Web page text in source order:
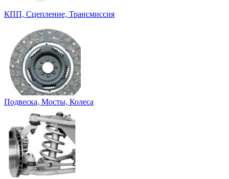
КПП, Сцепление, Трансмиссия
Подвеска, Мосты, Колеса